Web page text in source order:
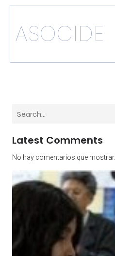
ASOCIDE
Latest Comments
No hay comentarios que mostrar.